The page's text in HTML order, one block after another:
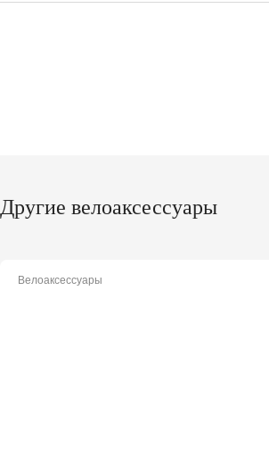
Другие велоаксессуары
Велоаксессуары